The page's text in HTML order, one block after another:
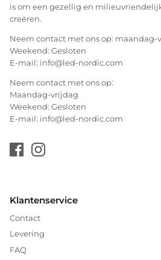
is om een gezellig en
creëren.
Neem contact met ons op: maandag-
Weekend: Gesloten
E-mail: info@led-nordic.com
Neem contact met ons op:
Maandag-vrijdag
Weekend: Gesloten
E-mail: info@led-nordic.com
Klantenservice
Contact
Levering
FAQ